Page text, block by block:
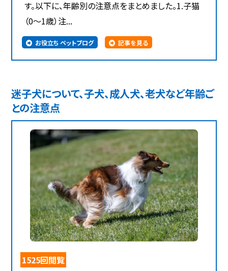
す。以下に、年齢別の注意点をまとめました。1.子猫
（0～1歳）注...
お役立ち ペットブログ 記事を見る
迷子犬について、子犬、成人犬、老犬など年齢ご
との注意点
1525回閲覧